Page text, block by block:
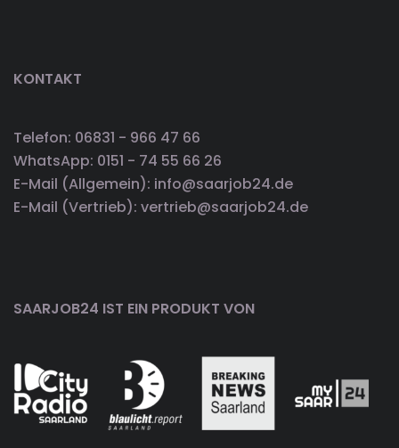
KONTAKT
Telefon: 06831 - 966 47 66
WhatsApp: 0151 - 74 55 66 26
E-Mail (Allgemein): info@saarjob24.de
E-Mail (Vertrieb): vertrieb@saarjob24.de
SAARJOB24 IST EIN PRODUKT VON